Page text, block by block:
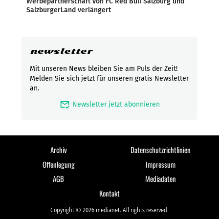
SalzburgerLand verlängert
newsletter
Mit unseren News bleiben Sie am Puls der Zeit!
Melden Sie sich jetzt für unseren gratis Newsletter
an.
mark_email_read Newsletter jetzt abonnieren
Archiv
Datenschutzrichtlinien
Offenlegung
Impressum
AGB
Mediadaten
Kontakt
Copyright © 2026 medianet. All rights reserved.